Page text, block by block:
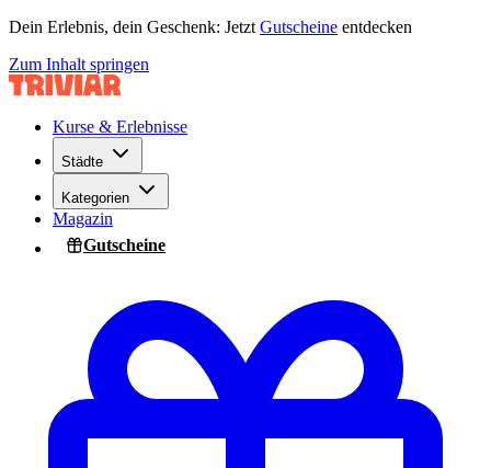
Dein Erlebnis, dein Geschenk: Jetzt Gutscheine entdecken
Zum Inhalt springen
Kurse & Erlebnisse
Städte
Kategorien
Magazin
Gutscheine